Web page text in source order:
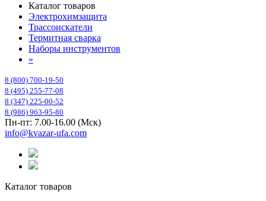
Каталог товаров
Электрохимзащита
Трассоискатели
Термитная сварка
Наборы инструментов
»
8 (800) 700-19-50
8 (495) 255-77-08
8 (347) 225-00-52
8 (986) 963-95-80
Пн-пт: 7.00-16.00 (Мск)
info@kvazar-ufa.com
Каталог товаров